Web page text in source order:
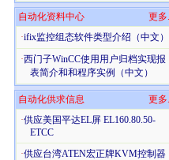
自动化资料中心
更多
·ifix监控组态软件类型介绍（中文）
·西门子WinCC使用用户归档实现报
表简介和和程序实例（中文）
自动化供求信息
更多
·供应美国平达EL屏 EL160.80.50-
ETCC
·供应台湾ATEN宏正牌KVM控制器